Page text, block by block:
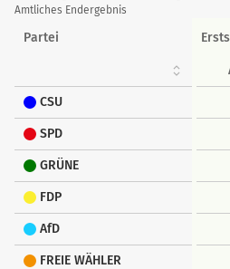
Amtliches Endergebnis
Partei
CSU
SPD
GRÜNE
FDP
AfD
FREIE WÄHLER